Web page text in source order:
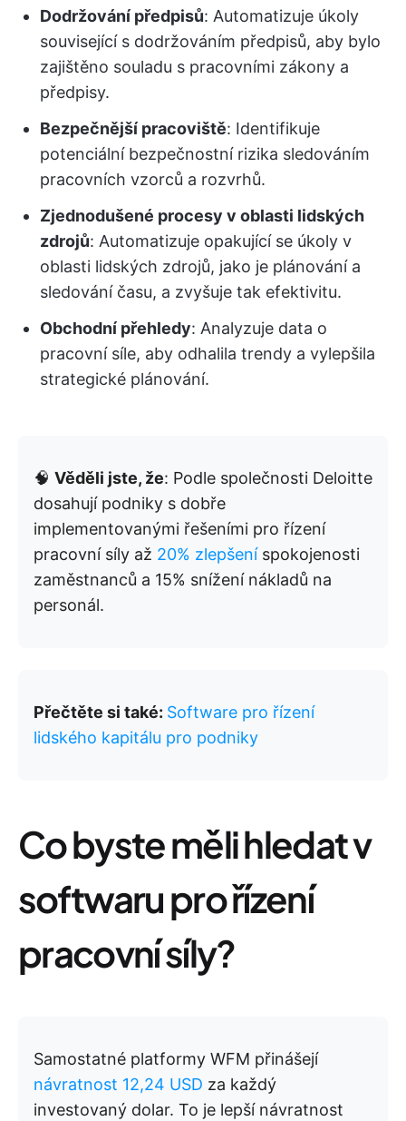
Dodržování předpisů: Automatizuje úkoly
související s dodržováním předpisů, aby bylo
zajištěno souladu s pracovními zákony a
předpisy.
Bezpečnější pracoviště: Identifikuje
potenciální bezpečnostní rizika sledováním
pracovních vzorců a rozvrhů.
Zjednodušené procesy v oblasti lidských
zdrojů: Automatizuje opakující se úkoly v
oblasti lidských zdrojů, jako je plánování a
sledování času, a zvyšuje tak efektivitu.
Obchodní přehledy: Analyzuje data o
pracovní síle, aby odhalila trendy a vylepšila
strategické plánování.
🧠 Věděli jste, že: Podle společnosti Deloitte
dosahují podniky s dobře
implementovanými řešeními pro řízení
pracovní síly až 20% zlepšeníspokojenosti
zaměstnanců a 15% snížení nákladů na
personál.
Přečtěte si také: Software pro řízení
lidského kapitálu pro podniky
Co byste měli hledat v
softwaru pro řízení
pracovní síly?
Samostatné platformy WFM přinášejí
návratnost 12,24 USD za každý
investovaný dolar. To je lepší návratnost